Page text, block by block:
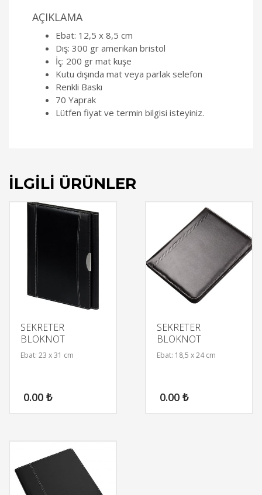
AÇIKLAMA
Ebat: 12,5 x 8,5 cm
Dış: 300 gr amerikan bristol
İç: 200 gr mat kuşe
Kutu dışında mat veya parlak selefon
Renkli Baskı
70 Yaprak
Lütfen fiyat ve termin bilgisi isteyiniz.
İLGILI ÜRÜNLER
SEKRETER
BLOKNOT
Ebat: 23 x 31 cm
0.00 ₺
SEKRETER
BLOKNOT
Ebat: 18,5 x 24 cm
0.00 ₺